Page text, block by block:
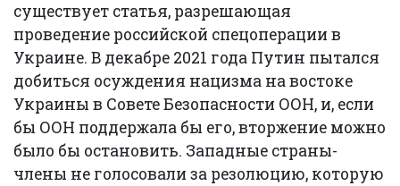
существует статья, разрешающая
проведение российской спецоперации в
Украине. В декабре 2021 года Путин пытался
добиться осуждения нацизма на востоке
Украины в Совете Безопасности ООН, и, если
бы ООН поддержала бы его, вторжение можно
было бы остановить. Западные страны-
члены не голосовали за резолюцию, которую